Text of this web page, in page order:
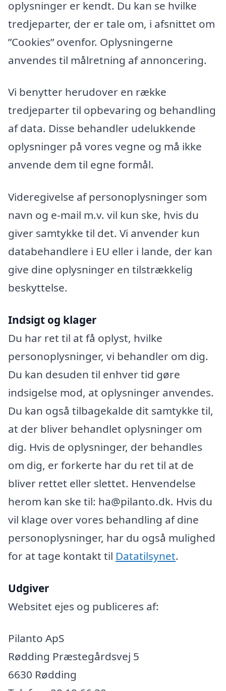
oplysninger er kendt. Du kan se hvilke
tredjeparter, der er tale om, i afsnittet om
”Cookies” ovenfor. Oplysningerne
anvendes til målretning af annoncering.
Vi benytter herudover en række
tredjeparter til opbevaring og behandling
af data. Disse behandler udelukkende
oplysninger på vores vegne og må ikke
anvende dem til egne formål.
Videregivelse af personoplysninger som
navn og e-mail m.v. vil kun ske, hvis du
giver samtykke til det. Vi anvender kun
databehandlere i EU eller i lande, der kan
give dine oplysninger en tilstrækkelig
beskyttelse.
Indsigt og klager
Du har ret til at få oplyst, hvilke
personoplysninger, vi behandler om dig.
Du kan desuden til enhver tid gøre
indsigelse mod, at oplysninger anvendes.
Du kan også tilbagekalde dit samtykke til,
at der bliver behandlet oplysninger om
dig. Hvis de oplysninger, der behandles
om dig, er forkerte har du ret til at de
bliver rettet eller slettet. Henvendelse
herom kan ske til: ha@pilanto.dk. Hvis du
vil klage over vores behandling af dine
personoplysninger, har du også mulighed
for at tage kontakt til Datatilsynet.
Udgiver
Websitet ejes og publiceres af:
Pilanto ApS
Rødding Præstegårdsvej 5
6630 Rødding